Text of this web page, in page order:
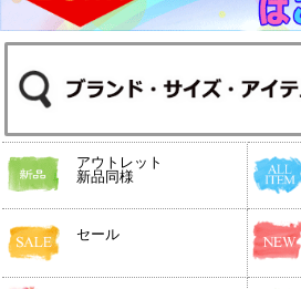
アウトレット
新品同様
セール